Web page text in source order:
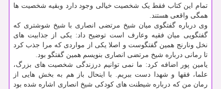
تمام این کتاب فقط یک شخصیت خیالی وجود دارد وبقیه شخصیت ها
همگی واقعی هستند.
وی درباره گفتگوی میان شیخ مرتضی انصاری با شیخ شوشتری که
گفتگویی میان فقیه وعارف است توضیح داد: یکی از جذابیت های
نخل ونارنج همین گفتگوست و اصلا یکی از مواردی که مرا جذب کرد
تا رمانی درباره شیخ مرتضی انصاری بنویسم همین گفتگو بود.
یامین پور اضافه کرد: ما نمی توانیم درزندگی شخصیت های بزرگ،
علما، فقها و شهدا دست ببریم. با اینحال باز هم به بخش هایی از
رمان من که درباره شیطنت های کودکی شیخ انصاری اشاره شده بود